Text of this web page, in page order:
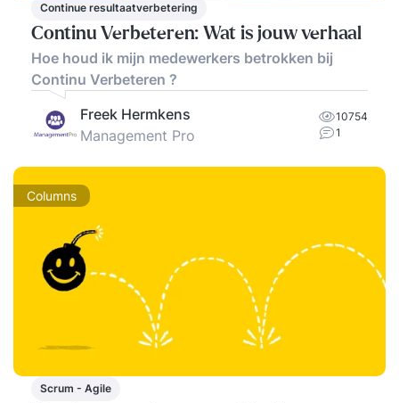
Continue resultaatverbetering
Continu Verbeteren: Wat is jouw verhaal
Hoe houd ik mijn medewerkers betrokken bij
Continu Verbeteren ?
Freek Hermkens
Management Pro
10754
1
Columns
Scrum - Agile